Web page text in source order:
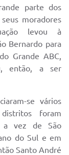
parte dos
moradores
levou à
Bernardo para
Grande ABC,
então, a ser
se vários
foram
a vez de São
do Sul e em
Santo André